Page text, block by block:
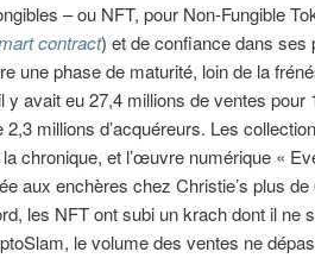
– ou NFT, pour Non-Fungible
contract) et de confiance dans ses
une phase de maturité, loin de la
avait eu 27,4 millions de ventes pour
millions d’acquéreurs. Les
chronique, et l’œuvre numérique «
aux enchères chez Christie’s plus de
les NFT ont subi un krach dont il ne
le volume des ventes ne